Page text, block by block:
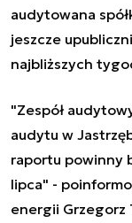
audytowana
jeszcze
najbliższych
"Zespół
audytu w
raportu powinny
lipca" -
energii Grzegorz